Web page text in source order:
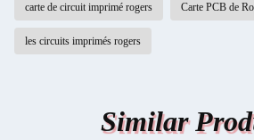
carte de circuit imprimé rogers Carte PCB de
les circuits imprimés rogers
Similar